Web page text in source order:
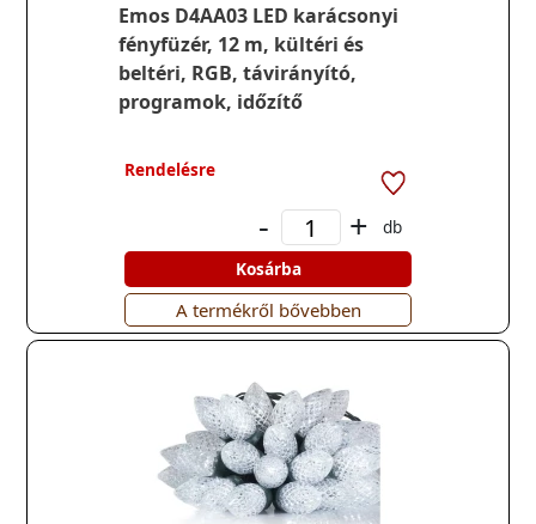
Emos D4AA03 LED karácsonyi
fényfüzér, 12 m, kültéri és
beltéri, RGB, távirányító,
programok, időzítő
Rendelésre
- +
db
Kosárba
A termékről bővebben